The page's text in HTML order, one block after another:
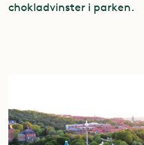
chokladvinster i parken.